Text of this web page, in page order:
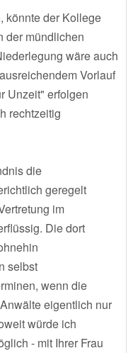
könnte der Kollege
der mündlichen
wäre auch
Vorlauf
Unzeit" erfolgen
rechtzeitig
die
geregelt
im
Die dort
selbst
wenn die
eigentlich nur
würde ich
- mit Ihrer Frau